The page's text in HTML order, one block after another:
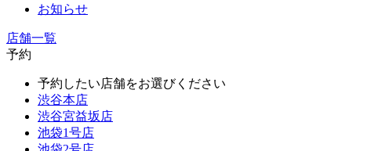
お知らせ
店舗一覧
予約
予約したい店舗をお選びください
渋谷本店
渋谷宮益坂店
池袋1号店